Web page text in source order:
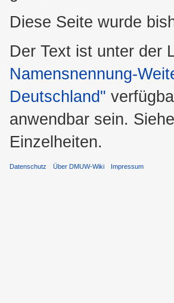
Diese Seite wurde
Der Text ist unter der
Namensnennung-
Deutschland"
anwendbar sein.
Einzelheiten.
Datenschutz Über DMUW-Wiki Impressum